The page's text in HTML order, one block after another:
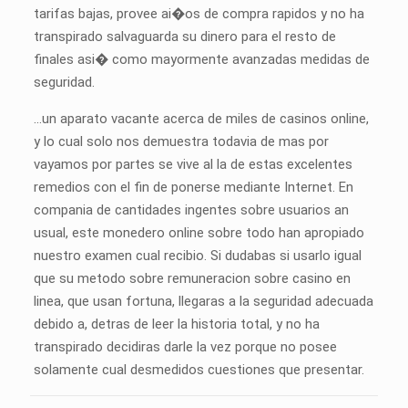
tarifas bajas, provee ai�os de compra rapidos y no ha
transpirado salvaguarda su dinero para el resto de
finales asi� como mayormente avanzadas medidas de
seguridad.
…un aparato vacante acerca de miles de casinos online,
y lo cual solo nos demuestra todavia de mas por
vayamos por partes se vive al la de estas excelentes
remedios con el fin de ponerse mediante Internet. En
compania de cantidades ingentes sobre usuarios an
usual, este monedero online sobre todo han apropiado
nuestro examen cual recibio. Si dudabas si usarlo igual
que su metodo sobre remuneracion sobre casino en
linea, que usan fortuna, llegaras a la seguridad adecuada
debido a, detras de leer la historia total, y no ha
transpirado decidiras darle la vez porque no posee
solamente cual desmedidos cuestiones que presentar.